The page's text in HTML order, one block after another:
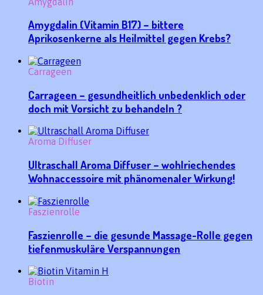
Amygdalin (Vitamin B17) – bittere
Aprikosenkerne als Heilmittel gegen Krebs?
Carrageen
Carrageen – gesundheitlich unbedenklich oder
doch mit Vorsicht zu behandeln ?
Aroma Diffuser
Ultraschall Aroma Diffuser – wohlriechendes
Wohnaccessoire mit phänomenaler Wirkung!
Faszienrolle
Faszienrolle – die gesunde Massage-Rolle gegen
tiefenmuskuläre Verspannungen
Biotin